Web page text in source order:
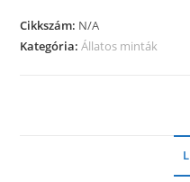
mennyiség
Cikkszám: N/A
Kategória:Állatos minták